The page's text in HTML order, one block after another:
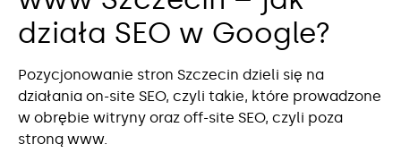
działa SEO w Google?
Pozycjonowanie stron Szczecin dzieli się na
działania on-site SEO, czyli takie, które prowadzone
w obrębie witryny oraz off-site SEO, czyli poza
stroną www.